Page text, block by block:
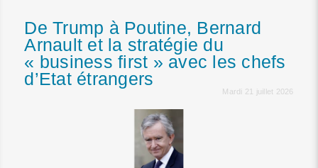
De Trump à Poutine, Bernard
Arnault et la stratégie du
« business first » avec les chefs
d’Etat étrangers
Mardi 21 juillet 2026